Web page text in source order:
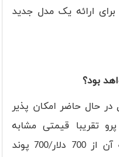
ارائه یک مدل جدید
حال حاضر امکان پذیر
تقریبا قیمتی مشابه
داشته و قیمت ارزان ترین نمونه آن از 700 دلار/700 پوند